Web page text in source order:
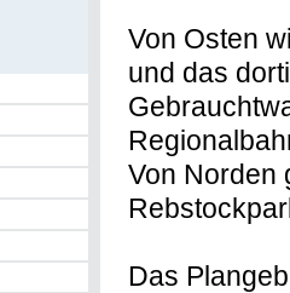
5 im Westen.
Von Osten
und das